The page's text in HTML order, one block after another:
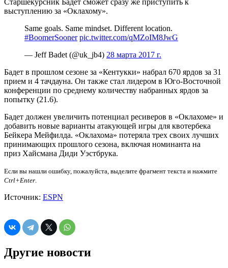
Старшекурсник Бадет сможет сразу же приступить к
выступлению за «Оклахому».
Same goals. Same mindset. Different location.
#BoomerSooner pic.twitter.com/qMZoIM8JwG
— Jeff Badet (@uk_jb4) 28 марта 2017 г.
Бадет в прошлом сезоне за «Кентукки» набрал 670 ярдов за 31
прием и 4 тачдауна. Он также стал лидером в Юго-Восточной
конференции по среднему количеству набранных ярдов за
попытку (21.6).
Бадет должен увеличить потенциал ресиверов в «Оклахоме» и
добавить новые варианты атакующей игры для квотербека
Бейкера Мейфилда. «Оклахома» потеряла трех своих лучших
принимающих прошлого сезона, включая номинанта на
приз Хайсмана Диди Уэстбрука.
Если вы нашли ошибку, пожалуйста, выделите фрагмент текста и нажмите
Ctrl+Enter.
Источник: ESPN
Другие новости